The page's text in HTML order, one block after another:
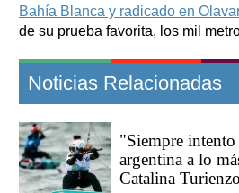
Bahía Blanca y radicado en
de su prueba favorita, los mil
Noticias Relacionadas
"Siempre
argentina a lo
Catalina